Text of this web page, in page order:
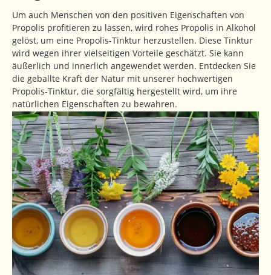
Um auch Menschen von den positiven Eigenschaften von
Propolis profitieren zu lassen, wird rohes Propolis in Alkohol
gelöst, um eine Propolis-Tinktur herzustellen. Diese Tinktur
wird wegen ihrer vielseitigen Vorteile geschätzt. Sie kann
äußerlich und innerlich angewendet werden. Entdecken Sie
die geballte Kraft der Natur mit unserer hochwertigen
Propolis-Tinktur, die sorgfältig hergestellt wird, um ihre
natürlichen Eigenschaften zu bewahren.